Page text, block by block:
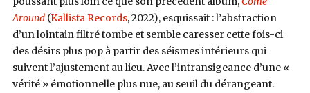
Around(Kallista Records, 2022), esquissait : l’abstraction
d’un lointain filtré tombe et semble caresser cette fois-ci
des désirs plus pop à partir des séismes intérieurs qui
suivent l’ajustement au lieu. Avec l’intransigeance d’une «
vérité » émotionnelle plus nue, au seuil du dérangeant.